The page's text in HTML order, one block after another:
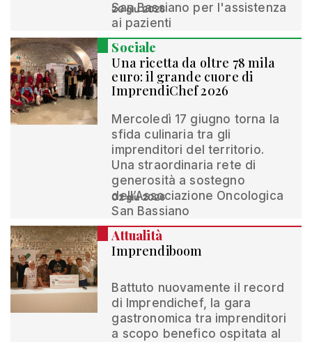
San Bassiano per l'assistenza
ai pazienti
20 giu 2026
Sociale
Una ricetta da oltre 78 mila
euro: il grande cuore di
ImprendiChef 2026
Mercoledì 17 giugno torna la
sfida culinaria tra gli
imprenditori del territorio.
Una straordinaria rete di
generosità a sostegno
dell’Associazione Oncologica
San Bassiano
02 giu 2026
Attualità
Imprendiboom
Battuto nuovamente il record
di Imprendichef, la gara
gastronomica tra imprenditori
a scopo benefico ospitata al